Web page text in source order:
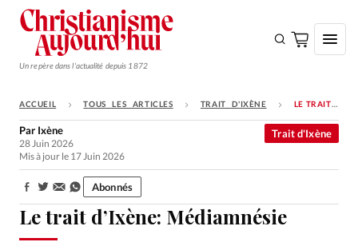
Un repère dans l'actualité depuis 1872
S'ABONNER
Monde
Opinions
ACCUEIL TOUS LES ARTICLES TRAIT D'IXÈNE LE TRAIT D’IXÈNE: MÉDIAMNÉSIE
Le trait d’Ixène: Médiamnésie
Trait d'Ixène
Par Ixène
28 Juin 2026
Mis à jour le 17 Juin 2026
Partager: Abonnés